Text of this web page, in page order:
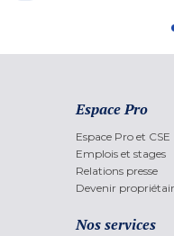
Espace Pro
Espace Pro et CSE
Emplois et stages
Relations presse
Devenir
Nos services